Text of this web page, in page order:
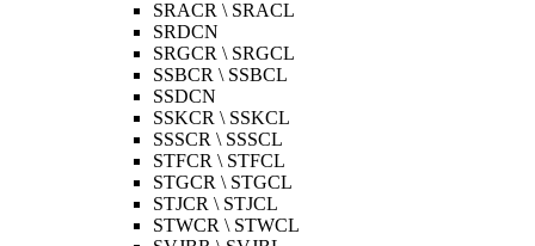
SRACR \ SRACL
SRDCN
SRGCR \ SRGCL
SSBCR \ SSBCL
SSDCN
SSKCR \ SSKCL
SSSCR \ SSSCL
STFCR \ STFCL
STGCR \ STGCL
STJCR \ STJCL
STWCR \ STWCL